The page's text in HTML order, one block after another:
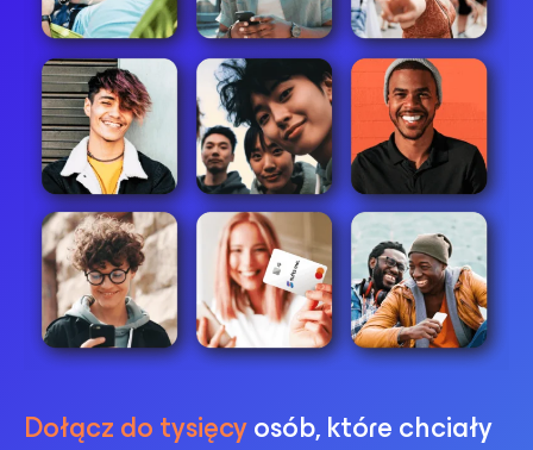
Dołącz do tysięcy osób, które chciały